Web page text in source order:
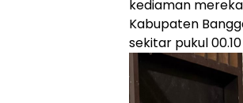
kediaman
Kabupaten
sekitar pukul 00.10